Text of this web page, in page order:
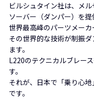
ビルシュタイン社は、メ
ソーバー（ダンパー）を提
世界最高峰のパーツメーカ
その世界的な技術が制振
ます。
L220のテクニカルブレー
す。
それが、日本で「乗り心
です。